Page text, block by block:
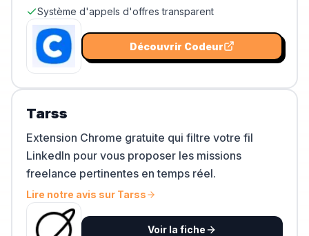
Système d'appels d'offres transparent
Découvrir Codeur
Tarss
Extension Chrome gratuite qui filtre votre fil
LinkedIn pour vous proposer les missions
freelance pertinentes en temps réel.
Lire notre avis sur Tarss
Voir la fiche